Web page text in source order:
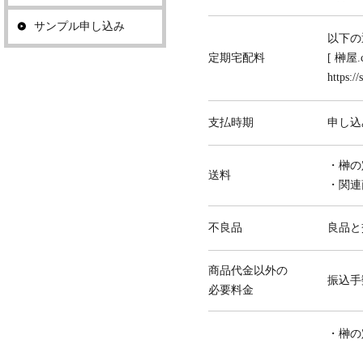
サンプル申し込み
定期宅配料
以下
[ 榊屋
https://
支払時期 申し
送料
・榊
・関
不良品 良品
商品代金以外の
必要料金
振込
・榊